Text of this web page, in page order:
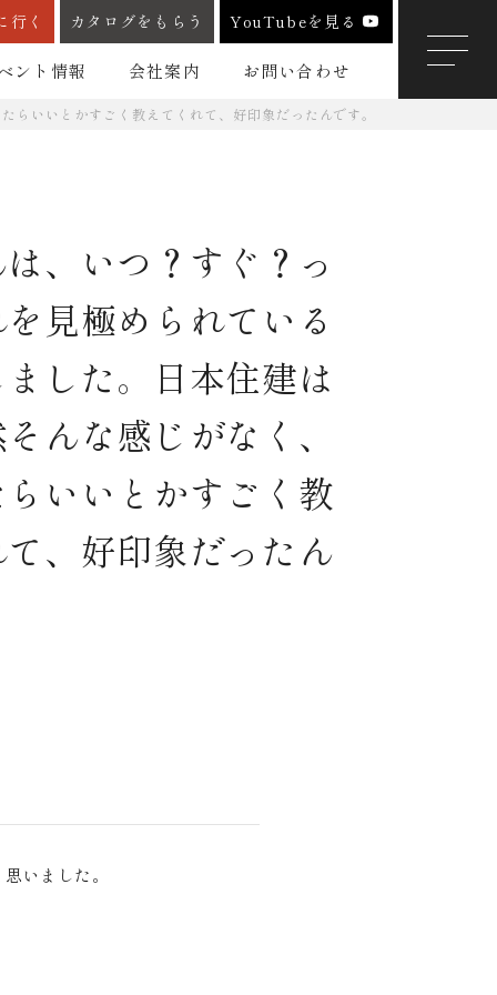
行く カタログをもらう YouTubeを見る
ント情報 会社案内 お問い合わせ
いいとかすごく教えてくれて、好印象だったんです。
、いつ？すぐ？っ
見極められている
した。日本住建は
んな感じがなく、
らいいとかすごく教
、好印象だったん
いました。